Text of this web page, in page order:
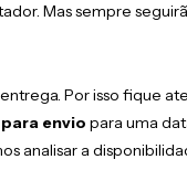
Mas sempre
Por isso fique
envio para uma
analisar a